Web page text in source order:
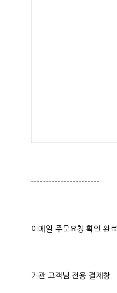
-----------------------
이메일 주문요청 확인 완료.
기관 고객님 전용 결제창